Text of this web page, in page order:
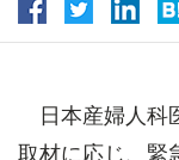
日本産婦人科
取材に応じ、緊